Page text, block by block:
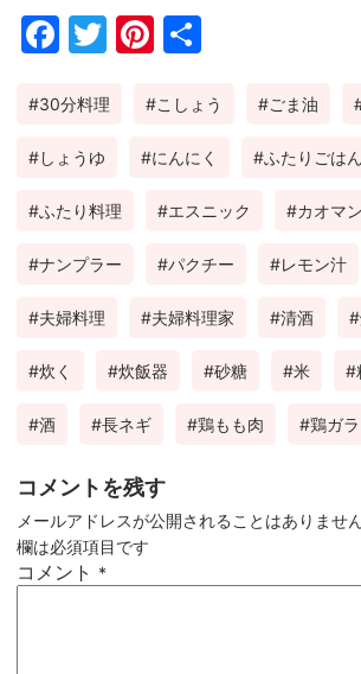
Fac
ok
Twi
Pin
est
30分料理 こしょう ごま油
しょうゆ にんにく ふたりごはん
ふたり料理 エスニック カオマ
ナンプラー パクチー レモン汁
夫婦料理 夫婦料理家 清酒
炊く 炊飯器 砂糖 米
酒 長ネギ 鶏もも肉 鶏ガ
コメントを残す
メールアドレスが公開されることはありません
欄は必須項目です
コメント *